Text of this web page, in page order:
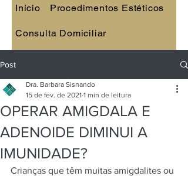
Início Procedimentos Estéticos
Consulta Domiciliar
Artigos de Saúde
Sobre mim
Post
OPERAR AMIGDALA E
ADENOIDE DIMINUI A
IMUNIDADE?
Dra. Barbara Sisnando
15 de fev. de 2021 1 min de leitura
Crianças que têm muitas amigdalites ou